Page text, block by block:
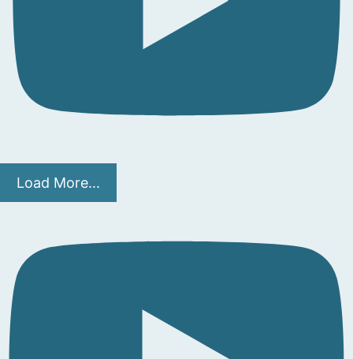
Load More...